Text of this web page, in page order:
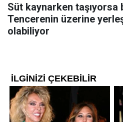
Süt kaynarken taşıyorsa
Tencerenin üzerine
olabiliyor